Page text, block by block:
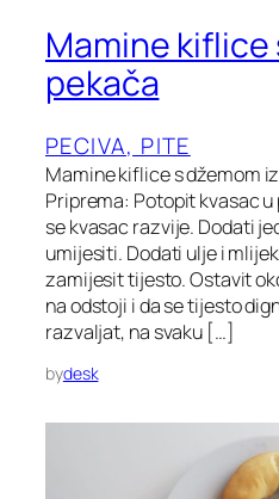
Mamine kiflice
pekača
PECIVA, PITE
Mamine kiflice s džemom
Priprema: Potopit kvasac
se kvasac razvije. Dodati
umijesiti. Dodati ulje i
zamijesit tijesto. Ostavit
na odstoji i da se tijesto
razvaljat, na svaku […]
bydesk